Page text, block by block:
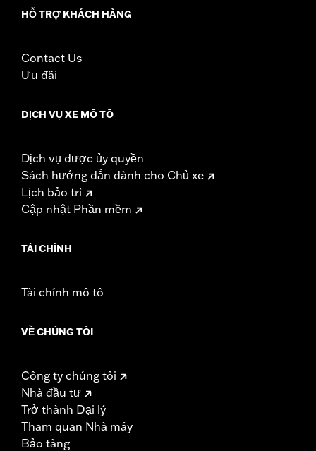
HỖ TRỢ KHÁCH HÀNG
Contact Us
Ưu đãi
DỊCH VỤ XE MÔ TÔ
Dịch vụ được ủy quyền
Sách hướng dẫn dành cho Chủ xe
Lịch bảo trì
Cập nhật Phần mềm
TÀI CHÍNH
Tài chính mô tô
VỀ CHÚNG TÔI
Công ty chúng tôi
Nhà đầu tư
Trở thành Đại lý
Tham quan Nhà máy
Bảo tàng